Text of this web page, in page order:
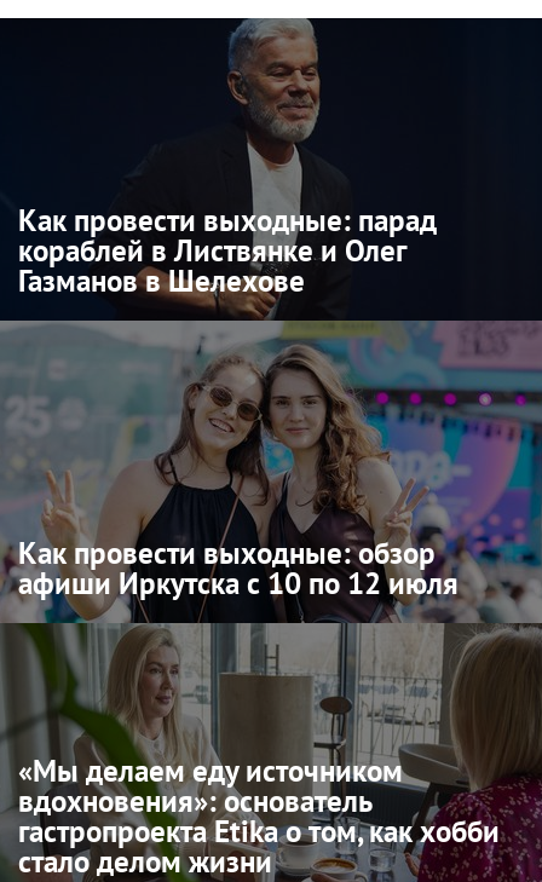
Как провести выходные: парад
кораблей в Листвянке и Олег
Газманов в Шелехове
Как провести выходные: обзор
афиши Иркутска с 10 по 12 июля
«Мы делаем еду источником
вдохновения»: основатель
гастропроекта Etika о том, как хобби
стало делом жизни